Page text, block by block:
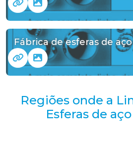
Fábrica de esferas de aço
Regiões onde a
Esferas de